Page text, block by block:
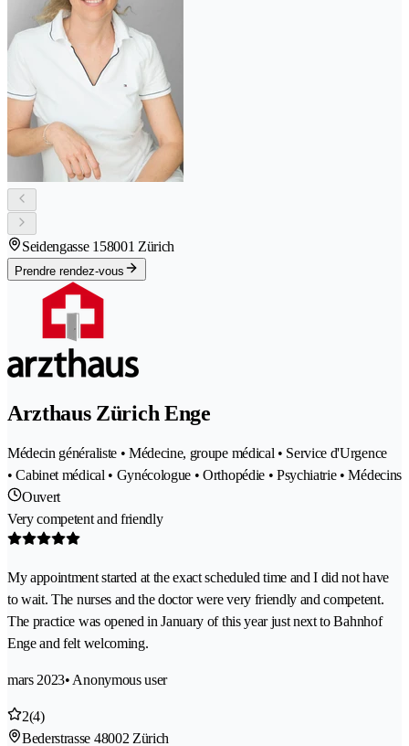
Seidengasse 158001 Zürich
Prendre rendez-vous
Arzthaus Zürich Enge
Médecin généraliste • Médecine, groupe médical • Service d'Urgence
• Cabinet médical • Gynécologue • Orthopédie • Psychiatrie • Médecins
Ouvert
Very competent and friendly
My appointment started at the exact scheduled time and I did not have
to wait. The nurses and the doctor were very friendly and competent.
The practice was opened in January of this year just next to Bahnhof
Enge and felt welcoming.
mars 2023• Anonymous user
2(4)
Bederstrasse 48002 Zürich